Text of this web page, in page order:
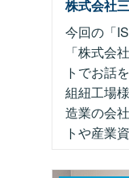
株式会社
今回の「
「株式会
トでお話
組紐工場
造業の会
トや産業